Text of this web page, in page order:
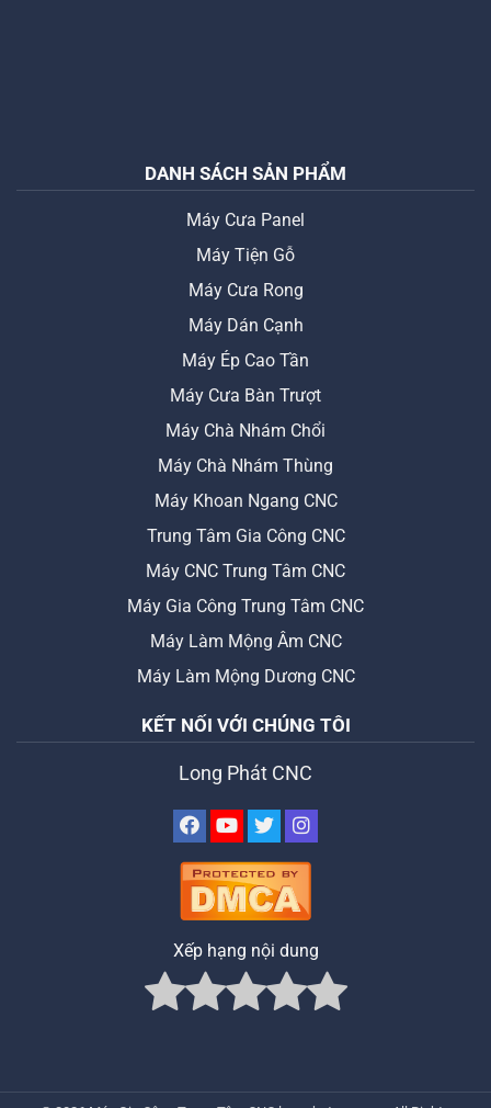
DANH SÁCH SẢN PHẨM
Máy Cưa Panel
Máy Tiện Gỗ
Máy Cưa Rong
Máy Dán Cạnh
Máy Ép Cao Tần
Máy Cưa Bàn Trượt
Máy Chà Nhám Chổi
Máy Chà Nhám Thùng
Máy Khoan Ngang CNC
Trung Tâm Gia Công CNC
Máy CNC Trung Tâm CNC
Máy Gia Công Trung Tâm CNC
Máy Làm Mộng Âm CNC
Máy Làm Mộng Dương CNC
KẾT NỐI VỚI CHÚNG TÔI
Long Phát CNC
Xếp hạng nội dung